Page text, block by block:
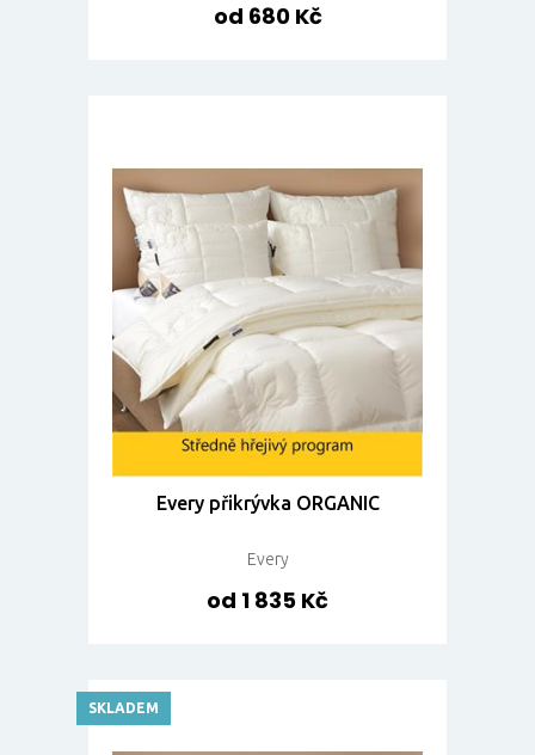
od 680 Kč
Every přikrývka ORGANIC
Every
od 1 835 Kč
SKLADEM